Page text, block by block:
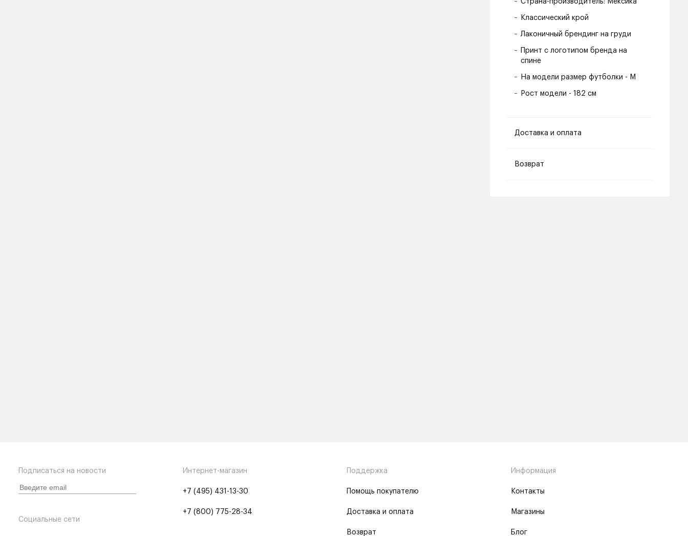
Страна-производитель: Мексика
Классический крой
Лаконичный брендинг на груди
Принт с логотипом бренда на
спине
На модели размер футболки - M
Рост модели - 182 см
Доставка и оплата
Возврат
Подписаться на новости
Социальные сети
Интернет-магазин
+7 (495) 431-13-30
+7 (800) 775-28-34
Поддержка
Помощь покупателю
Доставка и оплата
Возврат
Информация
Контакты
Магазины
Блог